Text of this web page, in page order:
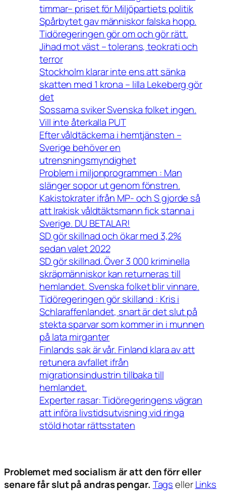
timmar– priset för Miljöpartiets politik
Spårbytet gav människor falska hopp.
Tidöregeringen gör om och gör rätt.
Jihad mot väst – tolerans, teokrati och
terror
Stockholm klarar inte ens att sänka
skatten med 1 krona – lilla Lekeberg gör
det
Sossarna sviker Svenska folket ingen.
Vill inte återkalla PUT
Efter våldtäckerna i hemtjänsten –
Sverige behöver en
utrensningsmyndighet
Problem i miljonprogrammen : Man
slänger sopor ut genom fönstren.
Kakistokrater ifrån MP- och S gjorde så
att Irakisk våldtäktsmann fick stanna i
Sverige. DU BETALAR!
SD gör skillnad och ökar med 3,2%
sedan valet 2022
SD gör skillnad. Över 3 000 kriminella
skräpmänniskor kan returneras till
hemlandet. Svenska folket blir vinnare.
Tidöregeringen gör skilland : Kris i
Schlaraffenlandet, snart är det slut på
stekta sparvar som kommer in i munnen
på lata mirganter
Finlands sak är vår. Finland klara av att
retunera avfallet ifrån
migrationsindustrin tillbaka till
hemlandet.
Experter rasar: Tidöregeringens vägran
att införa livstidsutvisning vid ringa
stöld hotar rättsstaten
Problemet med socialism är att den förr eller
senare får slut på andras pengar. TagsellerLinks